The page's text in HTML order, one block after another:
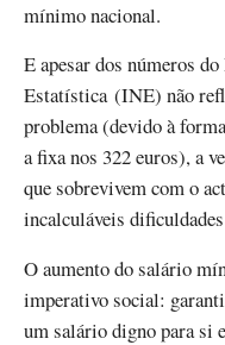
mínimo nacional.
E apesar dos números
Estatística (INE) não
problema (devido à
a fixa nos 322 euros), a
que sobrevivem com o
incalculáveis
O aumento do salário
imperativo social:
um salário digno para si